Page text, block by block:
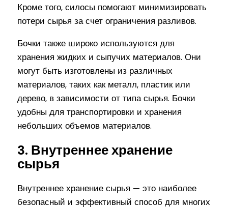
Кроме того, силосы помогают минимизировать
потери сырья за счет ограничения разливов.
Бочки также широко используются для
хранения жидких и сыпучих материалов. Они
могут быть изготовлены из различных
материалов, таких как металл, пластик или
дерево, в зависимости от типа сырья. Бочки
удобны для транспортировки и хранения
небольших объемов материалов.
3. Внутреннее хранение
сырья
Внутреннее хранение сырья — это наиболее
безопасный и эффективный способ для многих